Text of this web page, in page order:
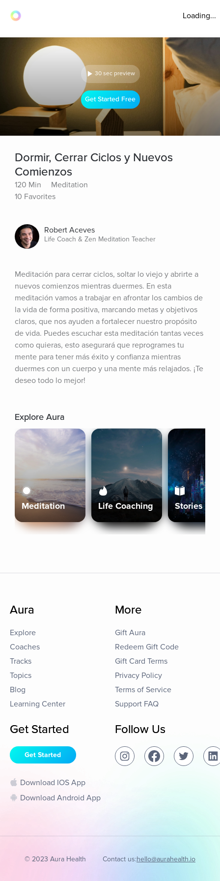
Loading...
30 sec preview
Get Started Free
Dormir, Cerrar Ciclos y Nuevos
Comienzos
120 Min
Meditation
10 Favorites
Robert Aceves
Life Coach & Zen Meditation Teacher
Meditación para cerrar ciclos, soltar lo viejo y abrirte a
nuevos comienzos mientras duermes. En esta
meditación vamos a trabajar en afrontar los cambios de
la vida de forma positiva, marcando metas y objetivos
claros, que nos ayuden a fortalecer nuestro propósito
de vida. Puedes escuchar esta meditación tantas veces
como quieras, esto asegurará que reprogrames tu
mente para tener más éxito y confianza mientras
duermes con un cuerpo y una mente más relajados. ¡Te
deseo todo lo mejor!
Explore Aura
Meditation Life Coaching Stories
Aura
Explore
Coaches
Tracks
Topics
Blog
Learning Center
More
Gift Aura
Redeem Gift Code
Gift Card Terms
Privacy Policy
Terms of Service
Support FAQ
Get Started
Get Started
Download IOS App
Download Android App
Follow Us
© 2023 Aura Health Contact us:hello@aurahealth.io